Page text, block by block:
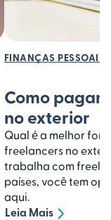
FINANÇAS PESSOAIS
Como pagar
no exterior
Qual é a melhor
freelancers no
trabalha com
países, você tem
aqui.
Leia Mais